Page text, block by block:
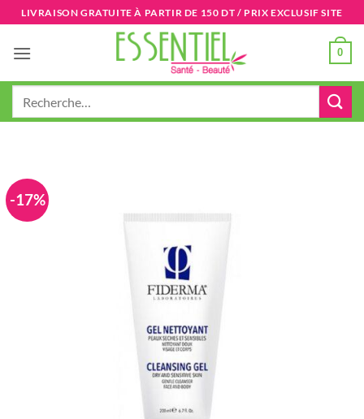
Passer
au
contenu
LIVRAISON GRATUITE À PARTIR DE 150 DT / PRIX EXCLUSIF SITE
0
-17%